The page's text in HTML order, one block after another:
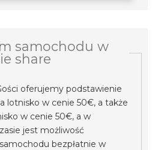
samochodu w
share
oferujemy podstawienie
lotnisko w cenie 50€, a także
w cenie 50€, a w
jest możliwość
bezpłatnie w